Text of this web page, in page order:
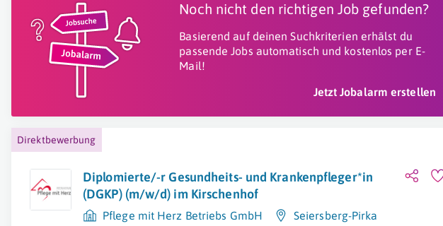
Noch nicht den richtigen Job gefunden?
Basierend auf deinen Suchkriterien erhälst du
passende Jobs automatisch und kostenlos per E-
Mail!
Jetzt Jobalarm erstellen
Direktbewerbung
Diplomierte/-r Gesundheits- und Krankenpfleger*in
(DGKP) (m/w/d) im Kirschenhof
Pflege mit Herz Betriebs GmbH Seiersberg-Pirka